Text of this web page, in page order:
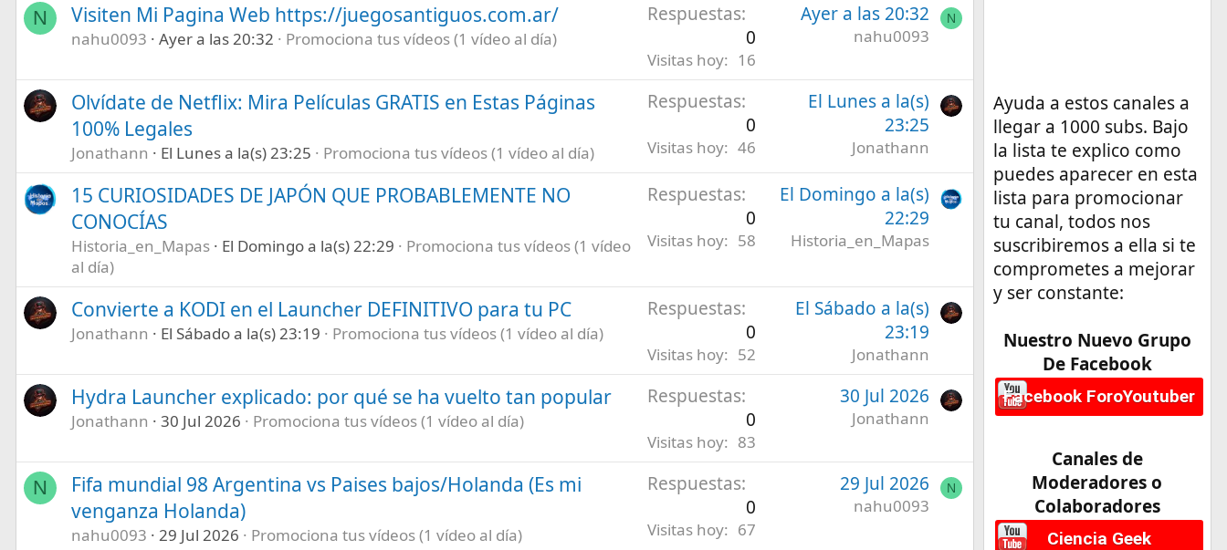
N Visiten Mi Pagina Web https://juegosantiguos.com.ar/
nahu0093 Ayer a las 20:32 Promociona tus vídeos (1 vídeo al día)
Respuestas
0
Visitas hoy 16
Ayer a las 20:32
nahu0093
N
Olvídate de Netflix: Mira Películas GRATIS en Estas Páginas
100% Legales
Jonathann El Lunes a la(s) 23:25 Promociona tus vídeos (1 vídeo al día)
Respuestas
0
Visitas hoy 46
El Lunes a la(s)
23:25
Jonathann
15 CURIOSIDADES DE JAPÓN QUE PROBABLEMENTE NO
CONOCÍAS
Historia_en_Mapas El Domingo a la(s) 22:29
Promociona tus vídeos (1 vídeo
al día)
Respuestas
0
Visitas hoy 58
El Domingo a la(s)
22:29
Historia_en_Mapas
Convierte a KODI en el Launcher DEFINITIVO para tu PC
Jonathann El Sábado a la(s) 23:19 Promociona tus vídeos (1 vídeo al día)
Respuestas
0
Visitas hoy 52
El Sábado a la(s)
23:19
Jonathann
Hydra Launcher explicado: por qué se ha vuelto tan popular
Jonathann 30 Jul 2026 Promociona tus vídeos (1 vídeo al día)
Respuestas
0
Visitas hoy 83
30 Jul 2026
Jonathann
N
Fifa mundial 98 Argentina vs Paises bajos/Holanda (Es mi
venganza Holanda)
nahu0093 29 Jul 2026 Promociona tus vídeos (1 vídeo al día)
Respuestas
0
Visitas hoy 67
29 Jul 2026
nahu0093
N
Ayuda a estos canales a
llegar a 1000 subs. Bajo
la lista te explico como
puedes aparecer en esta
lista para promocionar
tu canal, todos nos
suscribiremos a ella si te
comprometes a mejorar
y ser constante:
Nuestro Nuevo Grupo
De Facebook
Facebook ForoYoutuber
Canales de
Moderadores o
Colaboradores
Ciencia Geek